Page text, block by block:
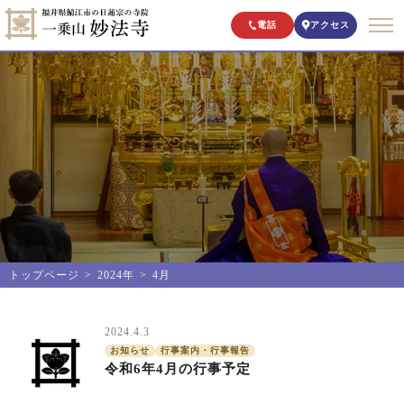
電話 アクセス
トップページ 2024年 4月
2024.4.3
お知らせ 行事案内・行事報告
令和6年4月の行事予定